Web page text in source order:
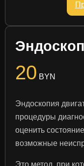
20 BYN
Эндоскопия
процедуры
оценить
возможные